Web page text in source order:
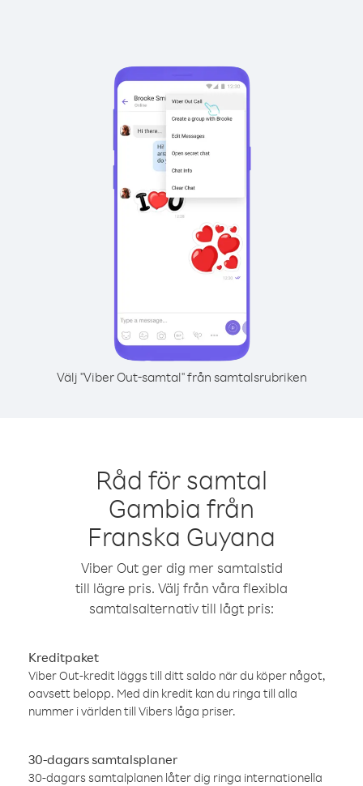
Välj "Viber Out-samtal" från samtalsrubriken
Råd för samtal
Gambia från
Franska Guyana
Viber Out ger dig mer samtalstid
till lägre pris. Välj från våra flexibla
samtalsalternativ till lågt pris:
Kreditpaket
Viber Out-kredit läggs till ditt saldo när du köper något,
oavsett belopp. Med din kredit kan du ringa till alla
nummer i världen till Vibers låga priser.
30-dagars samtalsplaner
30-dagars samtalplanen låter dig ringa internationella